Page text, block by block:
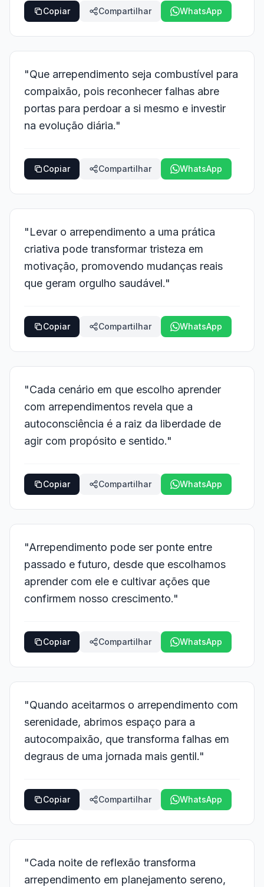
Copiar Compartilhar WhatsApp
"Que arrependimento seja combustível para
compaixão, pois reconhecer falhas abre
portas para perdoar a si mesmo e investir
na evolução diária."
Copiar Compartilhar WhatsApp
"Levar o arrependimento a uma prática
criativa pode transformar tristeza em
motivação, promovendo mudanças reais
que geram orgulho saudável."
Copiar Compartilhar WhatsApp
"Cada cenário em que escolho aprender
com arrependimentos revela que a
autoconsciência é a raiz da liberdade de
agir com propósito e sentido."
Copiar Compartilhar WhatsApp
"Arrependimento pode ser ponte entre
passado e futuro, desde que escolhamos
aprender com ele e cultivar ações que
confirmem nosso crescimento."
Copiar Compartilhar WhatsApp
"Quando aceitarmos o arrependimento com
serenidade, abrimos espaço para a
autocompaixão, que transforma falhas em
degraus de uma jornada mais gentil."
Copiar Compartilhar WhatsApp
"Cada noite de reflexão transforma
arrependimento em planejamento sereno,